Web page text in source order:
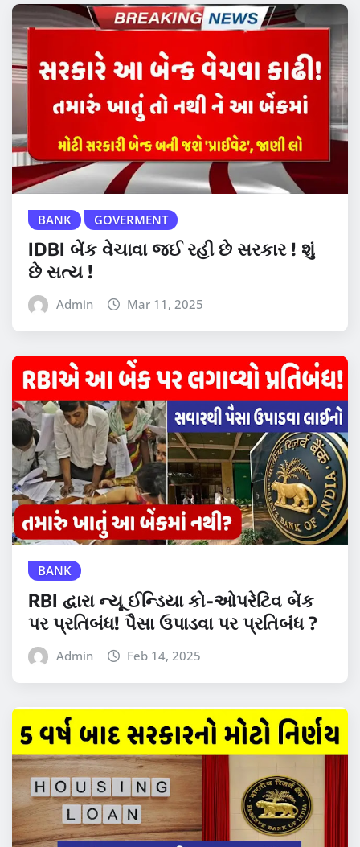
BANK GOVERMENT
IDBI બેંક વેચાવા જઈ રહી છે સરકાર ! શું
છે સત્ય !
Admin Mar 11, 2025
BANK
RBI દ્વારા ન્યૂ ઈન્ડિયા કો-ઓપરેટિવ બેંક
પર પ્રતિબંધ! પૈસા ઉપાડવા પર પ્રતિબંધ ?
Admin Feb 14, 2025